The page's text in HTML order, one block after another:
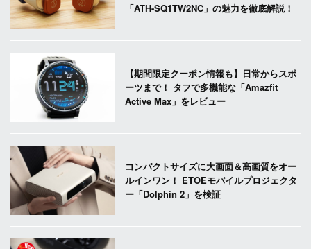
「ATH-SQ1TW2NC」の魅力を徹底解説！
【期間限定クーポン情報も】日常からスポ
ーツまで！ タフで多機能な「Amazfit
Active Max」をレビュー
コンパクトサイズに大画面＆高画質をオー
ルインワン！ ETOEモバイルプロジェクタ
ー「Dolphin 2」を検証